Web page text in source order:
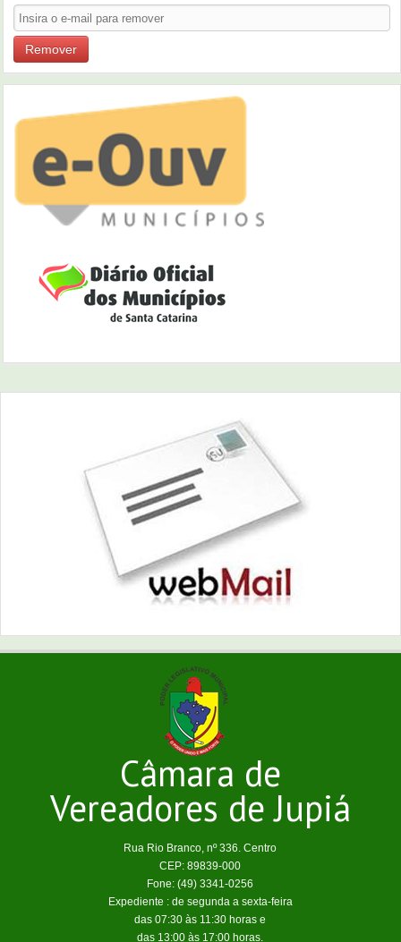
Remover
Câmara de
Vereadores de Jupiá
Rua Rio Branco, nº 336. Centro
CEP: 89839-000
Fone: (49) 3341-0256
Expediente : de segunda a sexta-feira
das 07:30 às 11:30 horas e
das 13:00 às 17:00 horas.